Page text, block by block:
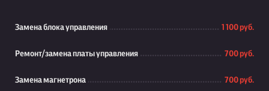
Замена блока управления 1 100 руб.
Ремонт/замена платы управления 700 руб.
Замена магнетрона 700 руб.